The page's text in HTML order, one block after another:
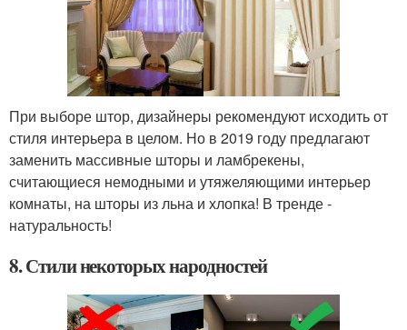
При выборе штор, дизайнеры рекомендуют исходить от
стиля интерьера в целом. Но в 2019 году предлагают
заменить массивные шторы и ламбрекены,
считающиеся немодными и утяжеляющими интерьер
комнаты, на шторы из льна и хлопка! В тренде -
натуральность!
8. Стили некоторых народностей